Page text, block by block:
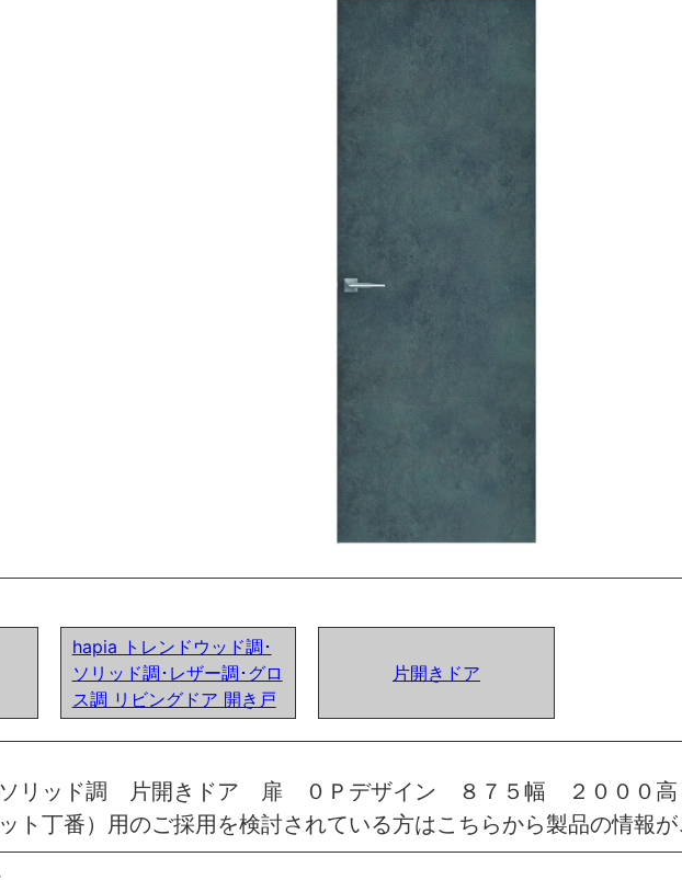
hapia トレンドウッド調･
ソリッド調･レザー調･グロ
ス調 リビングドア 開き戸
片開きドア
ソリッド調 片開きドア 扉 ０Ｐデザイン ８７５幅 ２０００
丁番）用のご採用を検討されている方はこちらから製品の情報